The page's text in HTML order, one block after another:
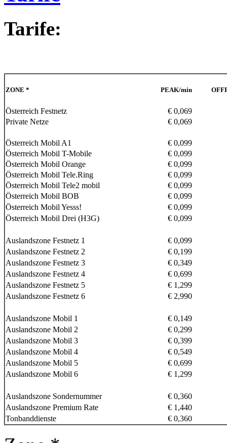
Tarife:
ZONE * PEAK/min
Österreich Festnetz
€ 0,069
Private Netze
€ 0,069
Österreich Mobil A1
€ 0,099
Österreich Mobil T-Mobile
€ 0,099
Österreich Mobil Orange
€ 0,099
Österreich Mobil Tele.Ring
€ 0,099
Österreich Mobil Tele2 mobil
€ 0,099
Österreich Mobil BOB
€ 0,099
Österreich Mobil Yesss!
€ 0,099
Österreich Mobil Drei (H3G)
€ 0,099
Auslandszone Festnetz 1
€ 0,099
Auslandszone Festnetz 2
€ 0,199
Auslandszone Festnetz 3
€ 0,349
Auslandszone Festnetz 4
€ 0,699
Auslandszone Festnetz 5
€ 1,299
Auslandszone Festnetz 6
€ 2,990
Auslandszone Mobil 1
€ 0,149
Auslandszone Mobil 2
€ 0,299
Auslandszone Mobil 3
€ 0,399
Auslandszone Mobil 4
€ 0,549
Auslandszone Mobil 5
€ 0,699
Auslandszone Mobil 6
€ 1,299
Auslandszone Sondernummer
€ 0,360
Auslandszone Premium Rate
€ 1,440
Tonbanddienste
€ 0,360